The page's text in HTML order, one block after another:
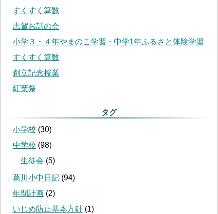
すくすく算数
志賀お話の会
小学３・４年やまのこ学習・中学1年ふるさと体験学習
すくすく算数
創立記念授業
紅葉祭
タグ
小学校 (30)
中学校 (98)
生徒会 (5)
葛川小中日記 (94)
年間計画 (2)
いじめ防止基本方針 (1)